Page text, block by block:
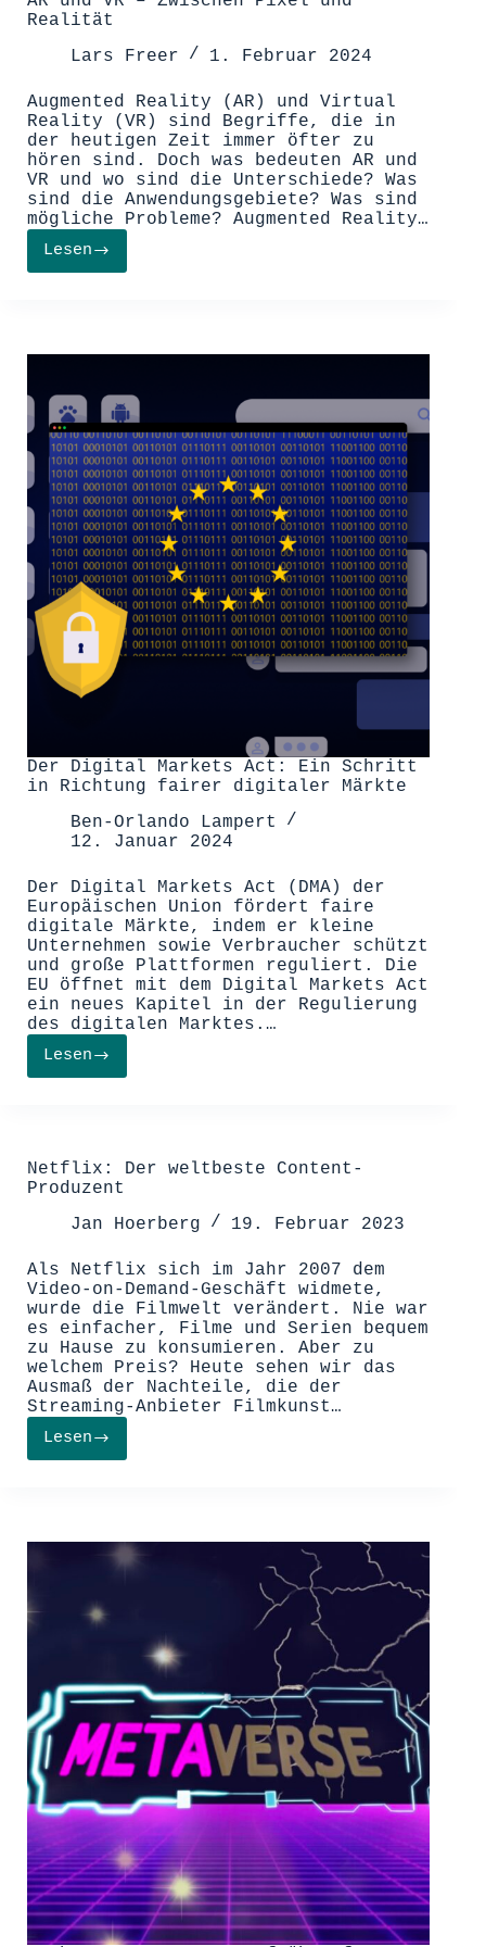
Realität
Lars Freer
1. Februar 2024
Augmented Reality (AR) und Virtual
Reality (VR) sind Begriffe, die in
der heutigen Zeit immer öfter zu
hören sind. Doch was bedeuten AR und
VR und wo sind die Unterschiede? Was
sind die Anwendungsgebiete? Was sind
mögliche Probleme? Augmented Reality…
Lesen
AR
und
Pixel
Der Digital Markets Act: Ein Schritt
in Richtung fairer digitaler Märkte
Ben-Orlando Lampert
12. Januar 2024
Der Digital Markets Act (DMA) der
Europäischen Union fördert faire
digitale Märkte, indem er kleine
Unternehmen sowie Verbraucher schützt
und große Plattformen reguliert. Die
EU öffnet mit dem Digital Markets Act
ein neues Kapitel in der Regulierung
des digitalen Marktes.…
LesenDer
Digital
in
Richtung
digitaler
Netflix: Der weltbeste Content-
Produzent
Jan Hoerberg
19. Februar 2023
Als Netflix sich im Jahr 2007 dem
Video-on-Demand-Geschäft widmete,
wurde die Filmwelt verändert. Nie war
es einfacher, Filme und Serien bequem
zu Hause zu konsumieren. Aber zu
welchem Preis? Heute sehen wir das
Ausmaß der Nachteile, die der
Streaming-Anbieter Filmkunst…
LesenNetflix:
Der